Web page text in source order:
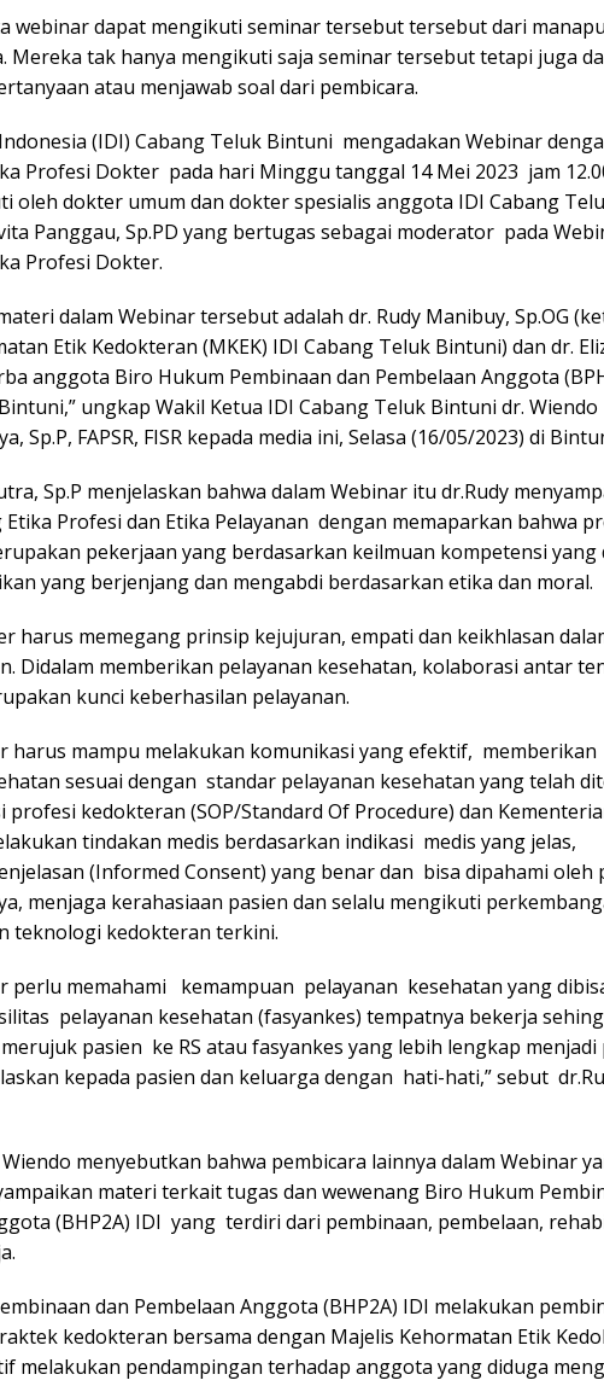
webinar dapat mengikuti seminar tersebut tersebut dari
Mereka tak hanya mengikuti saja seminar tersebut tetapi juga
atau menjawab soal dari pembicara.
(IDI) Cabang Teluk Bintuni mengadakan Webinar
Profesi Dokter pada hari Minggu tanggal 14 Mei 2023 jam
oleh dokter umum dan dokter spesialis anggota IDI Cabang
Panggau, Sp.PD yang bertugas sebagai moderator pada
Profesi Dokter.
dalam Webinar tersebut adalah dr. Rudy Manibuy, Sp.OG
Etik Kedokteran (MKEK) IDI Cabang Teluk Bintuni) dan dr.
anggota Biro Hukum Pembinaan dan Pembelaan Anggota
ungkap Wakil Ketua IDI Cabang Teluk Bintuni dr. Wiendo
Sp.P, FAPSR, FISR kepada media ini, Selasa (16/05/2023) di
Sp.P menjelaskan bahwa dalam Webinar itu dr.Rudy
Profesi dan Etika Pelayanan dengan memaparkan bahwa
pekerjaan yang berdasarkan keilmuan kompetensi yang
yang berjenjang dan mengabdi berdasarkan etika dan moral.
harus memegang prinsip kejujuran, empati dan keikhlasan
Didalam memberikan pelayanan kesehatan, kolaborasi antar
kunci keberhasilan pelayanan.
harus mampu melakukan komunikasi yang efektif, memberikan
sesuai dengan standar pelayanan kesehatan yang telah
profesi kedokteran (SOP/Standard Of Procedure) dan
tindakan medis berdasarkan indikasi medis yang jelas,
(Informed Consent) yang benar dan bisa dipahami oleh
menjaga kerahasiaan pasien dan selalu mengikuti
teknologi kedokteran terkini.
perlu memahami kemampuan pelayanan kesehatan yang
pelayanan kesehatan (fasyankes) tempatnya bekerja
pasien ke RS atau fasyankes yang lebih lengkap
kepada pasien dan keluarga dengan hati-hati,” sebut
menyebutkan bahwa pembicara lainnya dalam Webinar
materi terkait tugas dan wewenang Biro Hukum
(BHP2A) IDI yang terdiri dari pembinaan, pembelaan,
dan Pembelaan Anggota (BHP2A) IDI melakukan
kedokteran bersama dengan Majelis Kehormatan Etik
melakukan pendampingan terhadap anggota yang diduga